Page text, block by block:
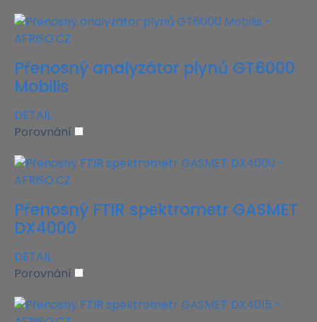
Přenosný analyzátor plynů GT6000
Mobilis
DETAIL
Porovnání
Přenosný FTIR spektrometr GASMET
DX4000
DETAIL
Porovnání